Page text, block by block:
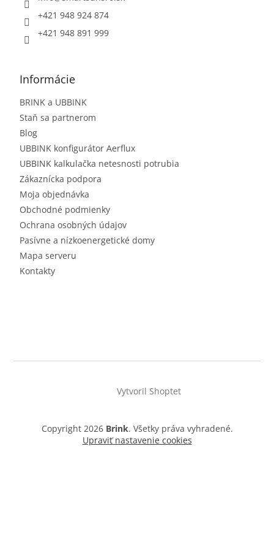
+421 948 924 874
+421 948 891 999
Informácie
BRINK a UBBINK
Staň sa partnerom
Blog
UBBINK konfigurátor Aerflux
UBBINK kalkulačka netesnosti potrubia
Zákaznícka podpora
Moja objednávka
Obchodné podmienky
Ochrana osobných údajov
Pasívne a nízkoenergetické domy
Mapa serveru
Kontakty
Vytvoril Shoptet
Copyright 2026 Brink. Všetky práva vyhradené.
Upraviť nastavenie cookies